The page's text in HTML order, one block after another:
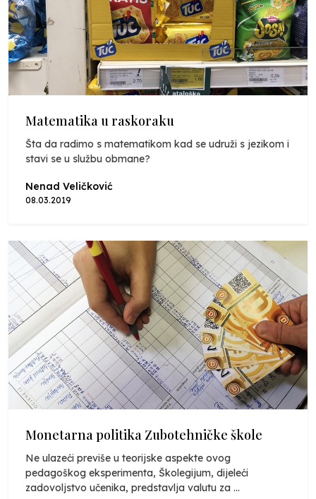
Matematika u raskoraku
Šta da radimo s matematikom kad se udruži s jezikom i
stavi se u službu obmane?
Nenad Veličković
08.03.2019
Monetarna politika Zubotehničke škole
Ne ulazeći previše u teorijske aspekte ovog
pedagoškog eksperimenta, Školegijum, dijeleći
zadovoljstvo učenika, predstavlja valutu za ...